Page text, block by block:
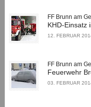
FF Brunn am
KHD-Einsatz
12. FEBRUAR
FF Brunn am
Feuerwehr
03. FEBRUAR